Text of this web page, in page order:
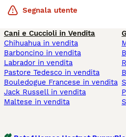
Segnala utente
Cani e Cuccioli in Vendita
Chihuahua in vendita
Barboncino in vendita
Labrador in vendita
Pastore Tedesco in vendita
Bouledogue Francese in vendita
Jack Russell in vendita
Maltese in vendita